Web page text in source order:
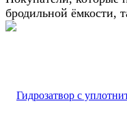
бродильной ёмкости,